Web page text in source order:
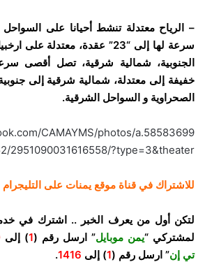
– الرياح معتدلة تنشط أحيانا على
سرعة لها إلى “23” عقدة،
خفيفة إلى معتدلة، شمالية شرقية إلى
الصحراوية و السواحل الشرقية.
CAMAYMS/photos/a.58583699
2951090031616558/?type=3&theater
للاشتراك في قناة موقع يمنات على التليجرام
لتكن أول من يعرف الخبر .. اشترك في
لمشتركي “يمن موبايل” ارسل رقم (1) إلى
تي إن” ارسل رقم (1) إلى 1416
.